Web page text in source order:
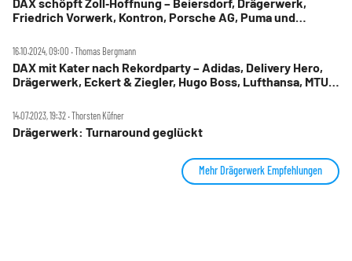
Friedrich Vorwerk, Kontron, Porsche AG, Puma und
16.10.2024, 09:00 ‧ Thomas Bergmann
DAX mit Kater nach Rekordparty – Adidas, Delivery Hero,
Drägerwerk, Eckert & Ziegler, Hugo Boss, Lufthansa, MTU,
14.07.2023, 19:32 ‧ Thorsten Küfner
Drägerwerk: Turnaround geglückt
Mehr Drägerwerk Empfehlungen